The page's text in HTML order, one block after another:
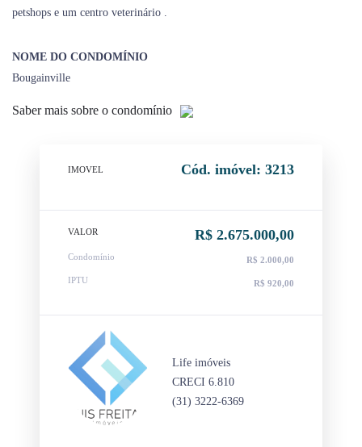
petshops e um centro veterinário .
NOME DO CONDOMÍNIO
Bougainville
Saber mais sobre o condomínio
IMOVEL Cód. imóvel: 3213
VALOR R$ 2.675.000,00
Condomínio R$ 2.000,00
IPTU R$ 920,00
Life imóveis
CRECI 6.810
(31) 3222-6369